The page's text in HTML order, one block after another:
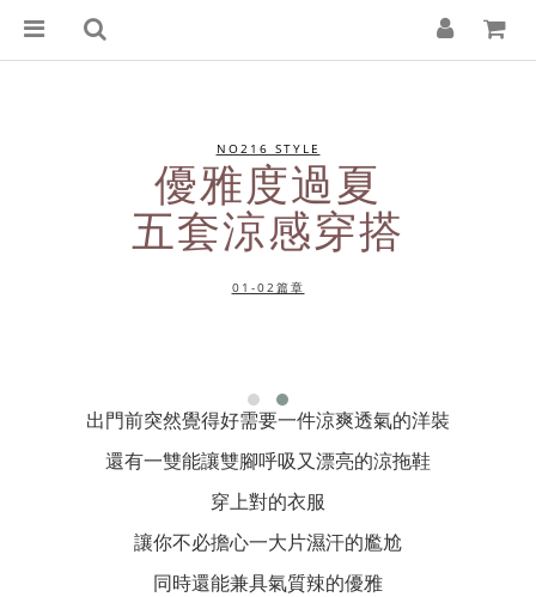
NO216 STYLE
優雅度過夏
五套涼感穿搭
01-02篇章
出門前突然覺得好需要一件涼爽透氣的洋裝
還有一雙能讓雙腳呼吸又漂亮的涼拖鞋
穿上對的衣服
讓你不必擔心一大片濕汗的尷尬
同時還能兼具氣質辣的優雅